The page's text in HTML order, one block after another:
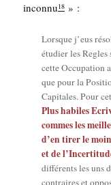
incon­nu18 » :
Lorsque j’eus
étu­dier les
cette Occu­pa­tion
que pour la
Capi­tales. Pour
Plus habiles
commes les
d’en tirer le
et de
dif­fé­rents les uns
contraires et